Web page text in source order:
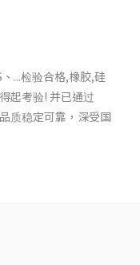
...检验合格,橡胶,硅
起考验! 并已通过
质稳定可靠，深受国